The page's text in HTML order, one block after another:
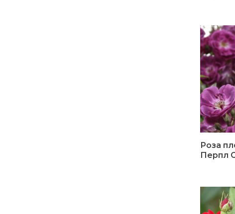
Роза
Перпл